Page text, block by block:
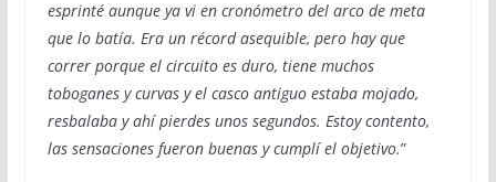
esprinté aunque ya vi en cronómetro del arco de meta
que lo batía. Era un récord asequible, pero hay que
correr porque el circuito es duro, tiene muchos
toboganes y curvas y el casco antiguo estaba mojado,
resbalaba y ahí pierdes unos segundos. Estoy contento,
las sensaciones fueron buenas y cumplí el objetivo.”